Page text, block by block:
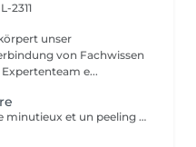
2311
unser
von Fachwissen
Expertenteam e...
Phase 1 : Révélation Un nettoyage minutieux et un peeling doux libèrent la peau des impuretés, cellules mortes et excès de sébum. La peau respire à nouveau et retrouve sa douceur naturelle. Phase 2 : Purification & Hydratation La technologie brevetée Vortex-Fusion® aspire délicatement les impuretés tout en infusant des actifs hydratants puissants. Les pores sont nettoyés, la peau est fraîche, repulpée et lumineuse. Phase 3 : Régénération & Éclat Des sérums concentrés en antioxydants, peptides et acide hyaluronique réparent, protègent et revitalisent la peau. Le teint s'illumine, la texture s'affine et l'éclat est instantané. Résultat : Une peau nette, hydratée et rayonnante dès la première séance sans irritation, sans temps d'arrêt, simplement sublime.